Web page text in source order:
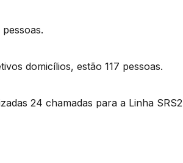
domicílios, estão 117 pessoas.
24 chamadas para a Linha